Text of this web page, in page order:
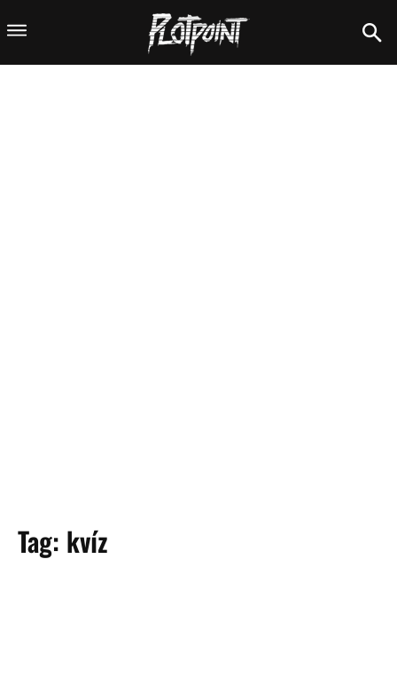
Tag: kvíz